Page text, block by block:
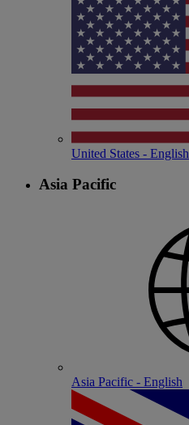
United States - English
Asia Pacific
Asia Pacific - English